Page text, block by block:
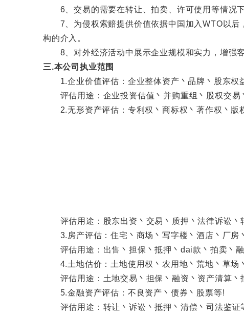
6、交易的需要在转让、拍卖、许可使用等情况下
7、为侵权索赔提供价值依据中国加入WTO以后
构的介入。
8、对外经济活动中展示企业规模和实力，增强
三.本公司执业范围
1.企业价值评估：企业整体资产丶品牌丶股东权
评估用途：企业投资估值丶并购重组丶股权交易
2.无形资产评估：专利权丶商标权丶著作权丶版
评估用途：股东出资丶交易丶质押丶法律诉讼丶
3.房产评估：住宅丶商场丶写字楼丶酒店丶厂房
评估用途：出售丶担保丶抵押丶dai款丶拍卖丶融
4.土地估价：土地使用权丶农用地丶荒地丶草场
评估用途：土地交易丶担保丶融资丶资产清算丶
5.金融资产评估：不良资产丶债券丶股票等!
评估用途：转让丶诉讼丶抵押丶清偿丶司法鉴证